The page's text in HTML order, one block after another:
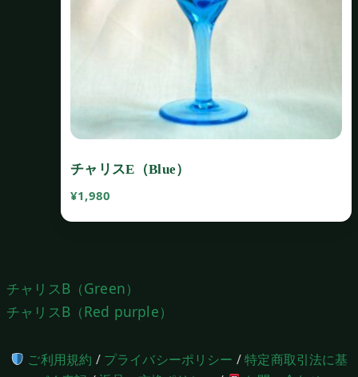
チャリスE（Blue）
¥1,980
投
稿
ビ
チャリスB（Green）
チャリスB（Red purple）
ご利用規約 / プライバシーポリシー /特定商取引法に基